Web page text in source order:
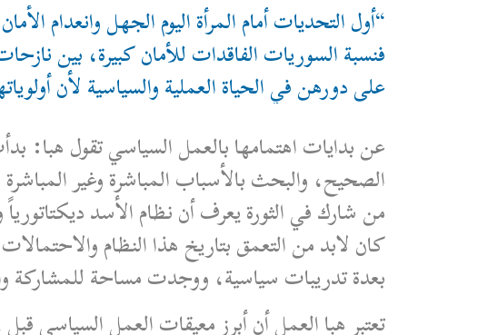
“أول التحديات أمام المرأة اليوم الجهل وانعدام
فنسبة السوريات الفاقدات للأمان كبيرة، بين
على دورهن في الحياة العملية والسياسية لأن
عن بدايات اهتمامها بالعمل السياسي تقول هبا:
الصحيح، والبحث بالأسباب المباشرة وغير
من شارك في الثورة يعرف أن نظام الأسد
كان لابد من التعمق بتاريخ هذا النظام
بعدة تدريبات سياسية، ووجدت مساحة للمشاركة